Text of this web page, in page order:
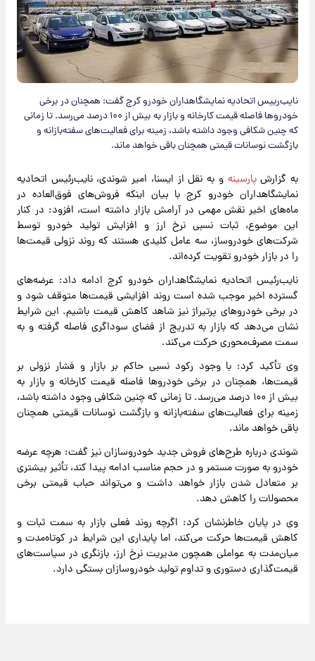
نایب‌رییس اتحادیه نمایشگاهداران خودرو کرج گفت: همچنان در برخی
خودروها فاصله قیمت کارخانه و بازار به بیش از ۱۰۰ درصد می‌رسد. تا زمانی
که چنین شکافی وجود داشته باشد، زمینه برای فعالیت‌های سفته‌بازانه و
بازگشت نوسانات قیمتی همچنان باقی خواهد ماند.
به گزارشپارسینه و به نقل از ایسنا، امیر شوندی، نایب‌رئیس اتحادیه
نمایشگاهداران خودرو کرج با بیان اینکه فروش‌های فوق‌العاده در
ماه‌های اخیر نقش مهمی در آرامش بازار داشته است، افزود: در کنار
این موضوع، ثبات نسبی نرخ ارز و افزایش تولید خودرو توسط
شرکت‌های خودروساز، سه عامل کلیدی هستند که روند نزولی قیمت‌ها
را در بازار خودرو تقویت کرده‌اند.
نایب‌رئیس اتحادیه نمایشگاهداران خودرو کرج ادامه داد: عرضه‌های
گسترده اخیر موجب شده است روند افزایشی قیمت‌ها متوقف شود و
در برخی خودروهای پرتیراژ نیز شاهد کاهش قیمت باشیم. این شرایط
نشان می‌دهد که بازار به تدریج از فضای سوداگری فاصله گرفته و به
سمت مصرف‌محوری حرکت می‌کند.
وی تأکید کرد: با وجود رکود نسبی حاکم بر بازار و فشار نزولی بر
قیمت‌ها، همچنان در برخی خودروها فاصله قیمت کارخانه و بازار به
بیش از ۱۰۰ درصد می‌رسد. تا زمانی که چنین شکافی وجود داشته باشد،
زمینه برای فعالیت‌های سفته‌بازانه و بازگشت نوسانات قیمتی همچنان
باقی خواهد ماند.
شوندی درباره طرح‌های فروش جدید خودروسازان نیز گفت: هرچه عرضه
خودرو به صورت مستمر و در حجم مناسب ادامه پیدا کند، تأثیر بیشتری
بر متعادل شدن بازار خواهد داشت و می‌تواند حباب قیمتی برخی
محصولات را کاهش دهد.
وی در پایان خاطرنشان کرد: اگرچه روند فعلی بازار به سمت ثبات و
کاهش قیمت‌ها حرکت می‌کند، اما پایداری این شرایط در کوتاه‌مدت و
میان‌مدت به عواملی همچون مدیریت نرخ ارز، بازنگری در سیاست‌های
قیمت‌گذاری دستوری و تداوم تولید خودروسازان بستگی دارد.